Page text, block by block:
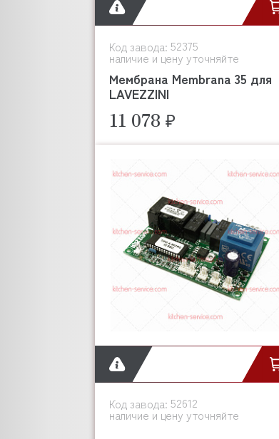
Код завода: 52375
наличие и цену уточняйте
Мембрана Membrana 35 для
LAVEZZINI
11 078 ₽
Код завода: 52612
наличие и цену уточняйте